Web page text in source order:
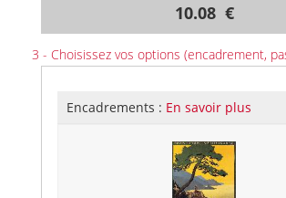
10.08 €
3 - Choisissez vos options (encadrement,
Encadrements : En savoir plus